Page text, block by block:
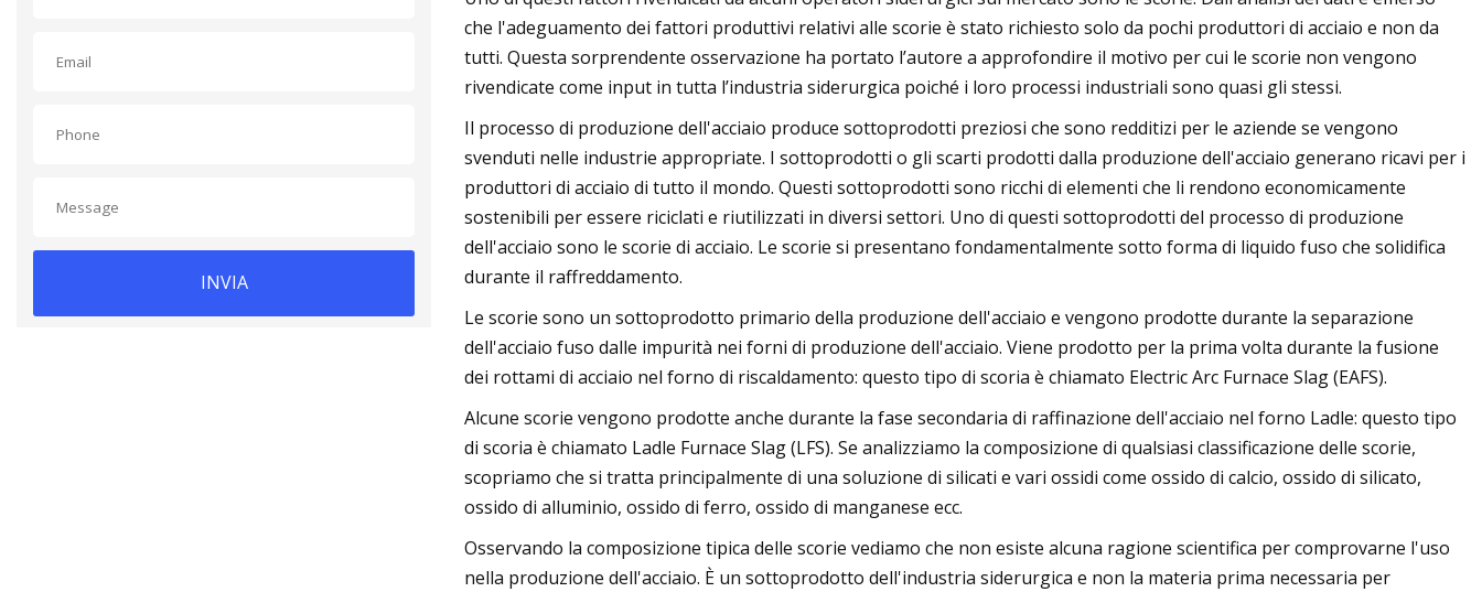
INVIA
che l'adeguamento dei fattori produttivi relativi alle scorie è stato richiesto solo da pochi produttori di acciaio e non da
tutti. Questa sorprendente osservazione ha portato l’autore a approfondire il motivo per cui le scorie non vengono
rivendicate come input in tutta l’industria siderurgica poiché i loro processi industriali sono quasi gli stessi.
Il processo di produzione dell'acciaio produce sottoprodotti preziosi che sono redditizi per le aziende se vengono
svenduti nelle industrie appropriate. I sottoprodotti o gli scarti prodotti dalla produzione dell'acciaio generano ricavi per i
produttori di acciaio di tutto il mondo. Questi sottoprodotti sono ricchi di elementi che li rendono economicamente
sostenibili per essere riciclati e riutilizzati in diversi settori. Uno di questi sottoprodotti del processo di produzione
dell'acciaio sono le scorie di acciaio. Le scorie si presentano fondamentalmente sotto forma di liquido fuso che solidifica
durante il raffreddamento.
Le scorie sono un sottoprodotto primario della produzione dell'acciaio e vengono prodotte durante la separazione
dell'acciaio fuso dalle impurità nei forni di produzione dell'acciaio. Viene prodotto per la prima volta durante la fusione
dei rottami di acciaio nel forno di riscaldamento: questo tipo di scoria è chiamato Electric Arc Furnace Slag (EAFS).
Alcune scorie vengono prodotte anche durante la fase secondaria di raffinazione dell'acciaio nel forno Ladle: questo tipo
di scoria è chiamato Ladle Furnace Slag (LFS). Se analizziamo la composizione di qualsiasi classificazione delle scorie,
scopriamo che si tratta principalmente di una soluzione di silicati e vari ossidi come ossido di calcio, ossido di silicato,
ossido di alluminio, ossido di ferro, ossido di manganese ecc.
Osservando la composizione tipica delle scorie vediamo che non esiste alcuna ragione scientifica per comprovarne l'uso
nella produzione dell'acciaio. È un sottoprodotto dell'industria siderurgica e non la materia prima necessaria per